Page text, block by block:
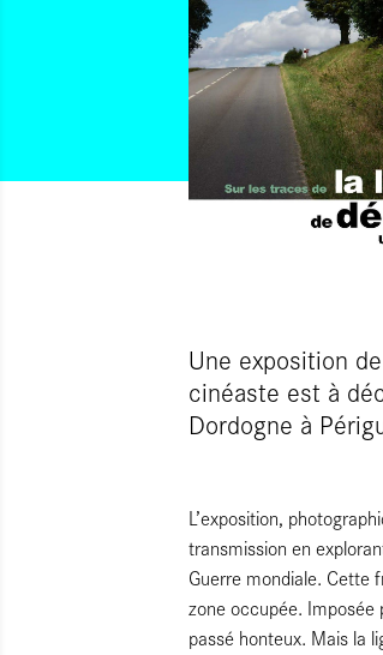
Une exposition
cinéaste est à
Dordogne à
L’exposition,
transmission en
Guerre mondiale. Cette
zone occupée. Imposée
passé honteux. Mais la